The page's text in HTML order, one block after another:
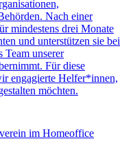
Nach einer
mindestens drei Monate
und unterstützen sie bei
Team unserer
Für diese
engagierte Helfer*innen,
möchten.
im Homeoffice